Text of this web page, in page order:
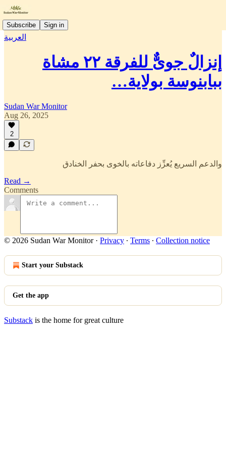
Subscribe Sign in
العربية
إنزالٌ جوىٌّ للفرقة ٢٢ مشاة
ببابنوسة بولاية…
Sudan War Monitor
Aug 26, 2025
2
والدعم السريع يُعزِّز دفاعاته بالخوى بحفر الخنادق
Read →
Comments
© 2026 Sudan War Monitor· Privacy ∙ Terms ∙ Collection notice
Start your Substack
Get the app
Substack is the home for great culture